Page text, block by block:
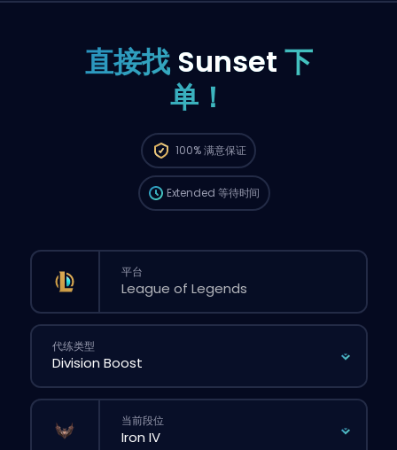
直接找 Sunset 下
单！
100%满意保证
这个订单会自动分配给这位 booster，所以等的
时间可能会比你在网站上正常下单还要久一点。
Extended 等待时间
平台
代练类型
当前段位